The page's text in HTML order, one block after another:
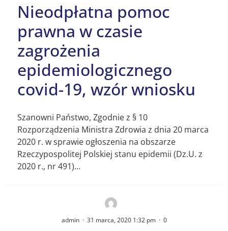
Nieodpłatna pomoc
prawna w czasie
zagrożenia
epidemiologicznego
covid-19, wzór wniosku
Szanowni Państwo, Zgodnie z § 10
Rozporządzenia Ministra Zdrowia z dnia 20 marca
2020 r. w sprawie ogłoszenia na obszarze
Rzeczypospolitej Polskiej stanu epidemii (Dz.U. z
2020 r., nr 491)…
admin · 31 marca, 2020 1:32 pm · 0